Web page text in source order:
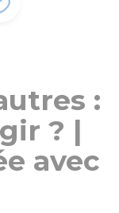
:
? |
avec